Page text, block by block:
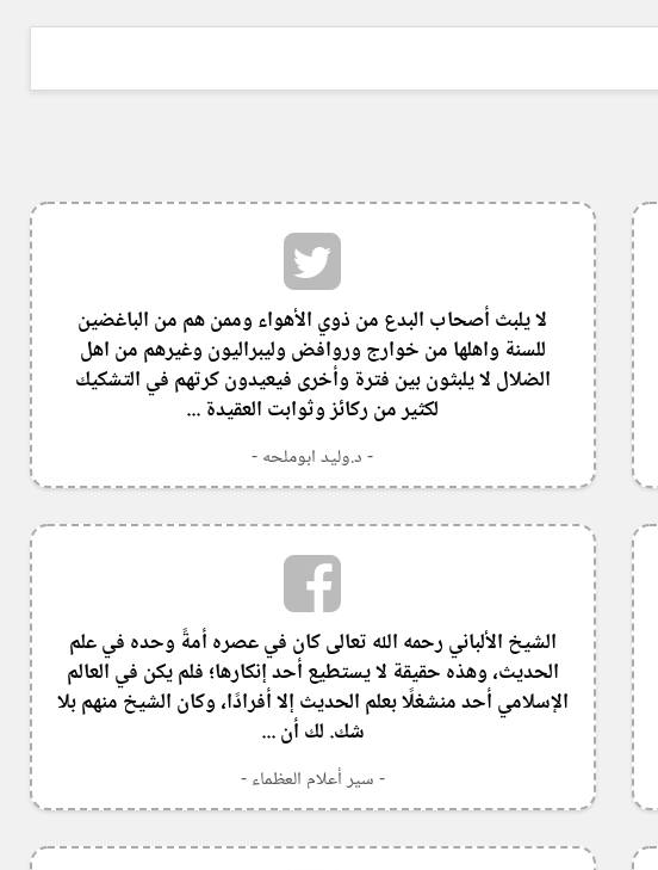
لا يلبث أصحاب البدع من ذوي الأهواء وممن هم من الباغضين
للسنة واهلها من خوارج وروافض وليبراليون وغيرهم من اهل
الضلال لا يلبثون بين فترة وأخرى فيعيدون كرتهم في التشكيك
لكثير من ركائز وثوابت العقيدة ...
- د.وليد ابوملحه -
الشيخ الألباني رحمه الله تعالى كان في عصره أمةً وحده في علم
الحديث، وهذه حقيقة لا يستطيع أحد إنكارها؛ فلم يكن في العالم
الإسلامي أحد منشغلًا بعلم الحديث إلا أفرادًا، وكان الشيخ منهم بلا
شك. لك أن ...
- سير أعلام العظماء -